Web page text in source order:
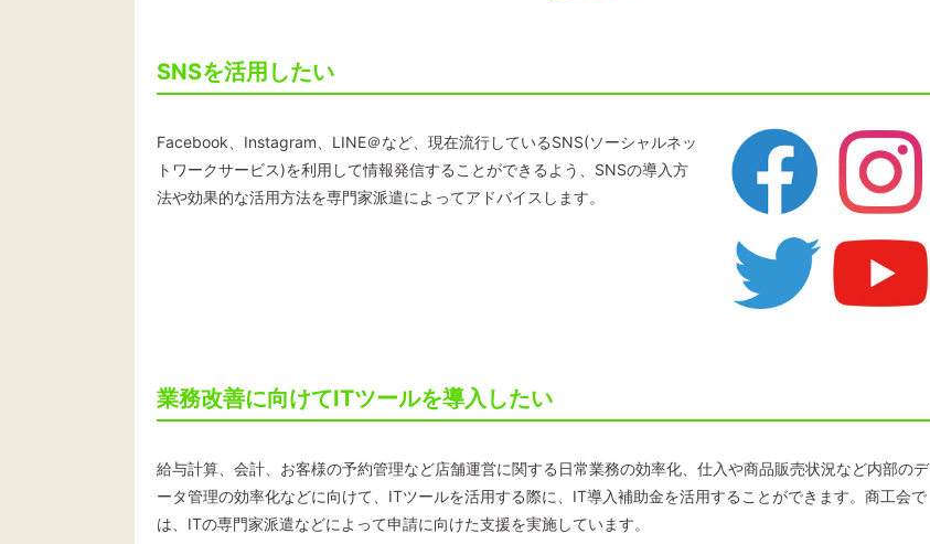
SNSを活用したい
Facebook、Instagram、LINE＠など、現在流行しているSNS(ソーシャルネッ
トワークサービス)を利用して情報発信することができるよう、SNSの導入方
法や効果的な活用方法を専門家派遣によってアドバイスします。
業務改善に向けてITツールを導入したい
給与計算、会計、お客様の予約管理など店舗運営に関する日常業務の効率化、仕入や商品販売状況など内部のデ
ータ管理の効率化などに向けて、ITツールを活用する際に、IT導入補助金を活用することができます。商工会で
は、ITの専門家派遣などによって申請に向けた支援を実施しています。